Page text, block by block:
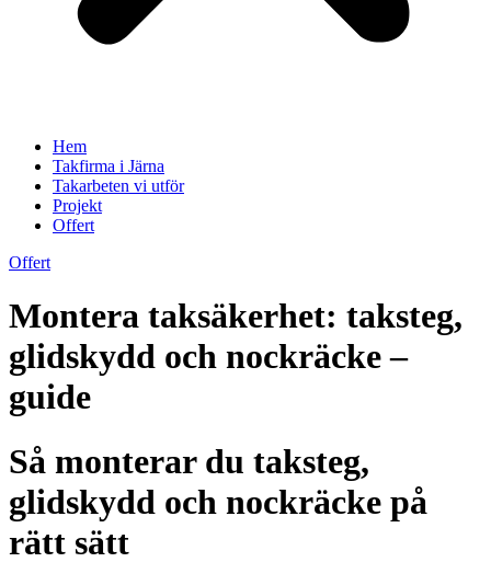
Hem
Takfirma i Järna
Takarbeten vi utför
Projekt
Offert
Offert
Montera taksäkerhet: taksteg,
glidskydd och nockräcke –
guide
Så monterar du taksteg,
glidskydd och nockräcke på
rätt sätt